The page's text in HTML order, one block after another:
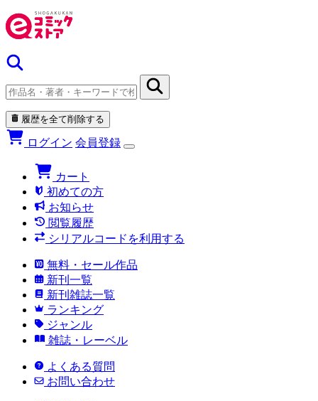
履歴を全て削除する
ログイン 会員登録
カート
初めての方
お知らせ
閲覧履歴
シリアルコードを利用する
無料・セール作品
新刊一覧
新刊雑誌一覧
ランキング
ジャンル
雑誌・レーベル
よくある質問
お問い合わせ